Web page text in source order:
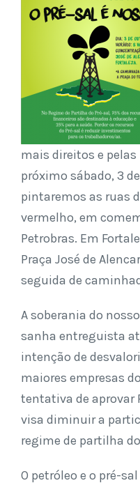
mais direitos e
próximo sábado, 3
pintaremos as ruas
vermelho, em
Petrobras. Em
Praça José de
seguida de
A soberania do
sanha entreguista
intenção de
maiores empresas
tentativa de aprovar
visa diminuir a
regime de partilha
O petróleo e o pré-